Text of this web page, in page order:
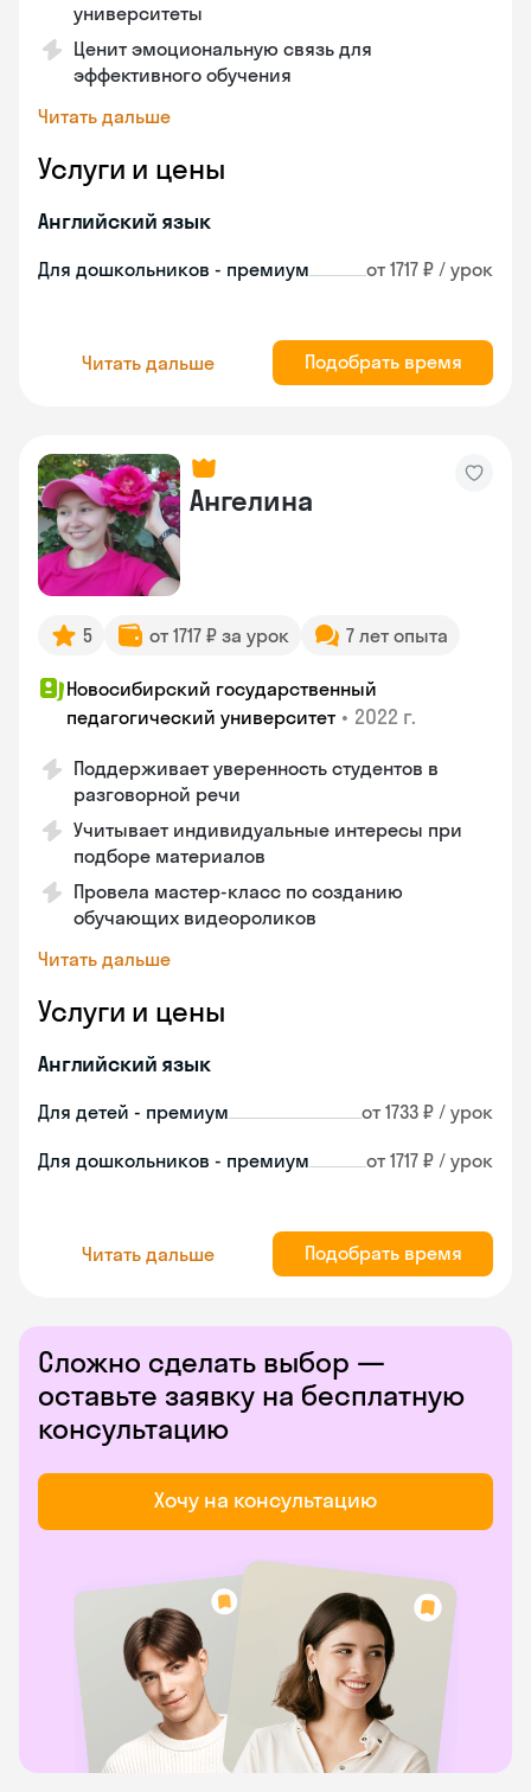
университеты
Ценит эмоциональную связь для
эффективного обучения
Читать дальше
Услуги и цены
Английский язык
Для дошкольников - премиум от 1717 ₽ / урок
Читать дальше Подобрать время
Ангелина
5 от 1717 ₽ за урок 7 лет опыта
Новосибирский государственный
педагогический университет • 2022 г.
Поддерживает уверенность студентов в
разговорной речи
Учитывает индивидуальные интересы при
подборе материалов
Провела мастер-класс по созданию
обучающих видеороликов
Читать дальше
Услуги и цены
Английский язык
Для детей - премиум от 1733 ₽ / урок
Для дошкольников - премиум от 1717 ₽ / урок
Читать дальше Подобрать время
Сложно сделать выбор —
оставьте заявку на бесплатную
консультацию
Хочу на консультацию